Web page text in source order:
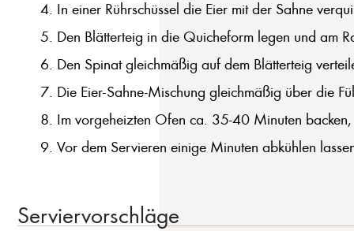
In einer Rührschüssel die Eier mit der Sahne
Den Blätterteig in die Quicheform legen und am
Den Spinat gleichmäßig auf dem Blätterteig
Die Eier-Sahne-Mischung gleichmäßig über die
Im vorgeheizten Ofen ca. 35-40 Minuten
Vor dem Servieren einige Minuten abkühlen
Serviervorschläge